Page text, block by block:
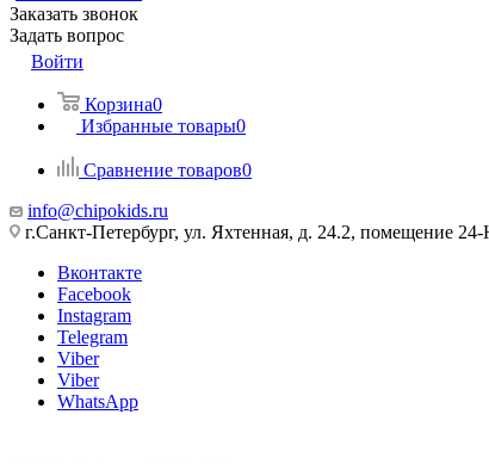
Заказать звонок
Задать вопрос
Войти
Корзина0
Избранные товары0
Сравнение товаров0
info@chipokids.ru
г.Санкт-Петербург, ул. Яхтенная, д. 24.2, помещение
Вконтакте
Facebook
Instagram
Telegram
Viber
Viber
WhatsApp